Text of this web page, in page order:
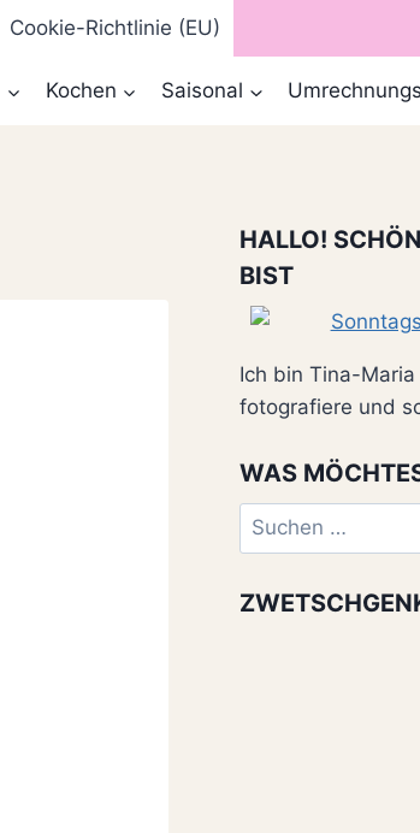
Cookie-Richtlinie (EU)
Kochen Saisonal
HALLO!
BIST
Ich bin Tina-
fotografiere und
WAS
Suchen
nach: